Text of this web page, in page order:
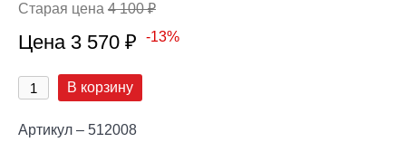
Старая цена 4 100 ₽
Цена 3 570 ₽ -13%
В корзину
Артикул – 512008